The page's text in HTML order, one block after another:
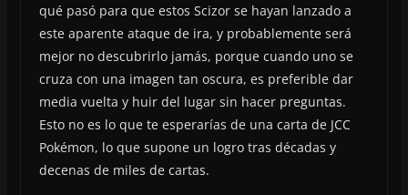
qué pasó para que estos Scizor se hayan lanzado a
este aparente ataque de ira, y probablemente será
mejor no descubrirlo jamás, porque cuando uno se
cruza con una imagen tan oscura, es preferible dar
media vuelta y huir del lugar sin hacer preguntas.
Esto no es lo que te esperarías de una carta de JCC
Pokémon, lo que supone un logro tras décadas y
decenas de miles de cartas.